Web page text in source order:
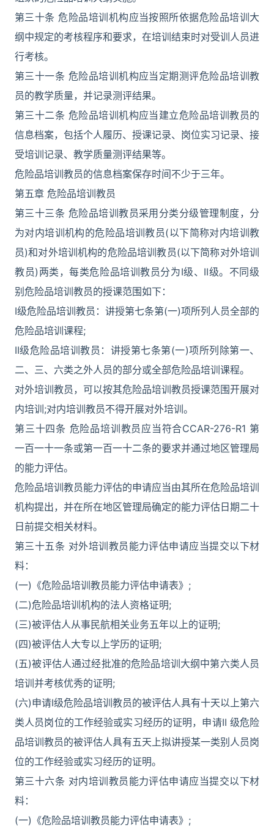
第三十条 危险品培训机构应当按照所依据危险品培训大
纲中规定的考核程序和要求，在培训结束时对受训人员进
行考核。
第三十一条 危险品培训机构应当定期测评危险品培训教
员的教学质量，并记录测评结果。
第三十二条 危险品培训机构应当建立危险品培训教员的
信息档案，包括个人履历、授课记录、岗位实习记录、接
受培训记录、教学质量测评结果等。
危险品培训教员的信息档案保存时间不少于三年。
第五章 危险品培训教员
第三十三条 危险品培训教员采用分类分级管理制度，分
为对内培训机构的危险品培训教员(以下简称对内培训教
员)和对外培训机构的危险品培训教员(以下简称对外培训
教员)两类，每类危险品培训教员分为I级、II级。不同级
别危险品培训教员的授课范围如下：
I级危险品培训教员：讲授第七条第(一)项所列人员全部的
危险品培训课程;
II级危险品培训教员：讲授第七条第(一)项所列除第一、
二、三、六类之外人员的部分或全部危险品培训课程。
对外培训教员，可以按其危险品培训教员授课范围开展对
内培训;对内培训教员不得开展对外培训。
第三十四条 危险品培训教员应当符合CCAR-276-R1 第
一百一十一条或第一百一十二条的要求并通过地区管理局
的能力评估。
危险品培训教员能力评估的申请应当由其所在危险品培训
机构提出，并在所在地区管理局确定的能力评估日期二十
日前提交相关材料。
第三十五条 对外培训教员能力评估申请应当提交以下材
料：
(一)《危险品培训教员能力评估申请表》;
(二)危险品培训机构的法人资格证明;
(三)被评估人从事民航相关业务五年以上的证明;
(四)被评估人大专以上学历的证明;
(五)被评估人通过经批准的危险品培训大纲中第六类人员
培训并考核优秀的证明;
(六)申请I级危险品培训教员的被评估人具有十天以上第六
类人员岗位的工作经验或实习经历的证明，申请II 级危险
品培训教员的被评估人具有五天上拟讲授某一类别人员岗
位的工作经验或实习经历的证明。
第三十六条 对内培训教员能力评估申请应当提交以下材
料：
(一)《危险品培训教员能力评估申请表》;